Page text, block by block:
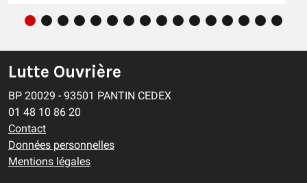
Lutte Ouvrière
BP 20029 - 93501 PANTIN CEDEX
01 48 10 86 20
Contact
Données personnelles
Mentions légales